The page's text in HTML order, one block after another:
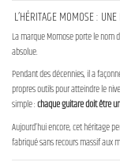
L’HÉRITAGE MOMOSE :
La marque Momose porte le nom
absolue.
Pendant des décennies, il a
propres outils pour atteindre le
simple :chaque guitare doit être
Aujourd’hui encore, cet héritage
fabriqué sans recours massif aux